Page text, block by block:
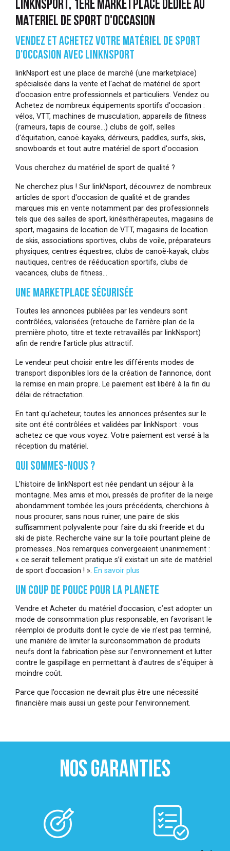
LINKNSPORT, 1ÈRE MARKETPLACE DÉDIÉE AU
MATERIEL DE SPORT D'OCCASION
VENDEZ ET ACHETEZ VOTRE MATÉRIEL DE SPORT
D'OCCASION AVEC LINKNSPORT
linkNsport est une place de marché (une marketplace)
spécialisée dans la vente et l'achat de matériel de sport
d’occasion entre professionnels et particuliers. Vendez ou
Achetez de nombreux équipements sportifs d'occasion :
vélos, VTT, machines de musculation, appareils de fitness
(rameurs, tapis de course…) clubs de golf, selles
d'équitation, canoë-kayaks, dériveurs, paddles, surfs, skis,
snowboards et tout autre matériel de sport d'occasion.
Vous cherchez du matériel de sport de qualité ?
Ne cherchez plus ! Sur linkNsport, découvrez de nombreux
articles de sport d'occasion de qualité et de grandes
marques mis en vente notamment par des professionnels
tels que des salles de sport, kinésithérapeutes, magasins de
sport, magasins de location de VTT, magasins de location
de skis, associations sportives, clubs de voile, préparateurs
physiques, centres équestres, clubs de canoë-kayak, clubs
nautiques, centres de rééducation sportifs, clubs de
vacances, clubs de fitness…
UNE MARKETPLACE SÉCURISÉE
Toutes les annonces publiées par les vendeurs sont
contrôlées, valorisées (retouche de l’arrière-plan de la
première photo, titre et texte retravaillés par linkNsport)
afin de rendre l’article plus attractif.
Le vendeur peut choisir entre les différents modes de
transport disponibles lors de la création de l’annonce, dont
la remise en main propre. Le paiement est libéré à la fin du
délai de rétractation.
En tant qu'acheteur, toutes les annonces présentes sur le
site ont été contrôlées et validées par linkNsport : vous
achetez ce que vous voyez. Votre paiement est versé à la
réception du matériel.
QUI SOMMES-NOUS ?
L’histoire de linkNsport est née pendant un séjour à la
montagne. Mes amis et moi, pressés de profiter de la neige
abondamment tombée les jours précédents, cherchions à
nous procurer, sans nous ruiner, une paire de skis
suffisamment polyvalente pour faire du ski freeride et du
ski de piste. Recherche vaine sur la toile pourtant pleine de
promesses…Nos remarques convergeaient unanimement :
« ce serait tellement pratique s’il existait un site de matériel
de sport d’occasion ! ». En savoir plus
UN COUP DE POUCE POUR LA PLANETE
Vendre et Acheter du matériel d’occasion, c’est adopter un
mode de consommation plus responsable, en favorisant le
réemploi de produits dont le cycle de vie n’est pas terminé,
une manière de limiter la surconsommation de produits
neufs dont la fabrication pèse sur l’environnement et lutter
contre le gaspillage en permettant à d’autres de s’équiper à
moindre coût.
Parce que l’occasion ne devrait plus être une nécessité
financière mais aussi un geste pour l’environnement.
NOS GARANTIES